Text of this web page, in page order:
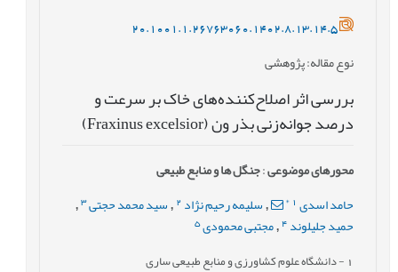
20.1001.1.26763060.1402.8.13.14.5
نوع مقاله: پژوهشی
بررسی اثر اصلاح‌کننده‌های خاک بر سرعت و
درصد جوانه‌زنی بذر ون (Fraxinus excelsior)
محورهای موضوعی:جنگل ها و منابع طبیعی
حامد اسدی *
,سلیمه رحیم نژاد 2
, سید محمد حجتی 3
,
حمید جلیلوند 4
,مجتبی محمودی 5
- دانشگاه علوم کشاورزی و منابع طبیعی ساری